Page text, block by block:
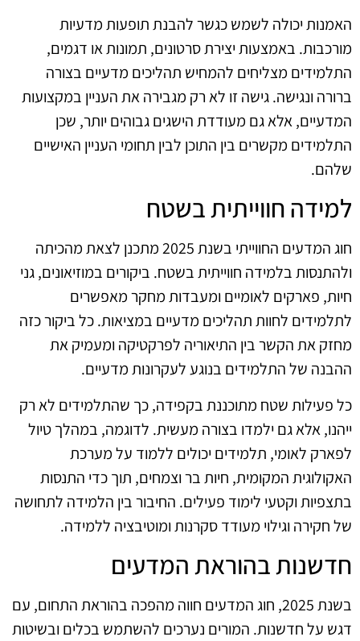
האמנות יכולה לשמש כגשר להבנת תופעות מדעיות
מורכבות. באמצעות יצירת סרטונים, תמונות או דגמים,
התלמידים מצליחים להמחיש תהליכים מדעיים בצורה
ברורה ונגישה. גישה זו לא רק מגבירה את העניין במקצועות
המדעיים, אלא גם מעודדת הישגים גבוהים יותר, שכן
התלמידים מקשרים בין התוכן לבין תחומי העניין האישיים
שלהם.
למידה חווייתית בשטח
חוג המדעים החווייתי בשנת 2025 מתכנן לצאת מהכיתה
ולהתנסות בלמידה חווייתית בשטח. ביקורים במוזיאונים, גני
חיות, פארקים לאומיים ומעבדות מחקר מאפשרים
לתלמידים לחוות תהליכים מדעיים במציאות. כל ביקור כזה
מחזק את הקשר בין התיאוריה לפרקטיקה ומעמיק את
ההבנה של התלמידים בנוגע לעקרונות מדעיים.
כל פעילות שטח מתוכננת בקפידה, כך שהתלמידים לא רק
ייהנו, אלא גם ילמדו בצורה מעשית. לדוגמה, במהלך טיול
לפארק לאומי, תלמידים יכולים ללמוד על מערכת
האקולוגית המקומית, חיות בר וצמחים, תוך כדי התנסות
בתצפיות וקטעי לימוד פעילים. החיבור בין הלמידה לתחושה
של חקירה וגילוי מעודד סקרנות ומוטיבציה ללמידה.
חדשנות בהוראת המדעים
בשנת 2025, חוג המדעים חווה מהפכה בהוראת התחום, עם
דגש על חדשנות. המורים נערכים להשתמש בכלים ובשיטות